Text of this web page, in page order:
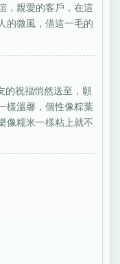
，親愛的客戶，在這
的微風，借這一毛的
的祝福悄然送至，願
樣溫馨，個性像粽葉
像糯米一樣粘上就不